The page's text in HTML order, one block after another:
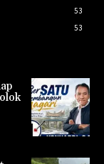
53
53